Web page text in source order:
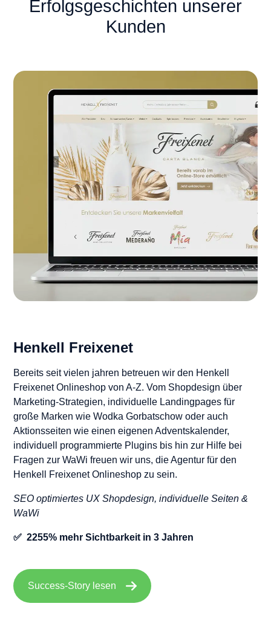
Erfolgsgeschichten unserer
Kunden
Henkell Freixenet
Bereits seit vielen jahren betreuen wir den Henkell
Freixenet Onlineshop von A-Z. Vom Shopdesign über
Marketing-Strategien, individuelle Landingpages für
große Marken wie Wodka Gorbatschow oder auch
Aktionsseiten wie einen eigenen Adventskalender,
individuell programmierte Plugins bis hin zur Hilfe bei
Fragen zur WaWi freuen wir uns, die Agentur für den
Henkell Freixenet Onlineshop zu sein.
SEO optimiertes UX Shopdesign, individuelle Seiten &
WaWi
✅ 2255% mehr Sichtbarkeit in 3 Jahren
Success-Story lesen